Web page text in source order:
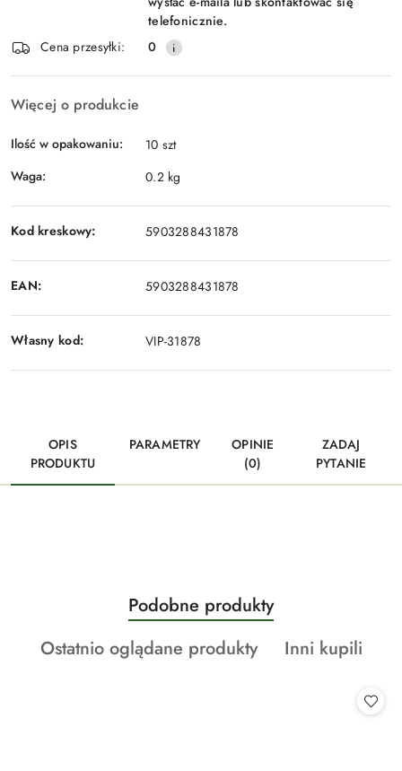
telefonicznie.
Cena przesyłki:
0
Więcej o produkcie
Ilość w opakowaniu:
10 szt
Waga:
0.2 kg
Kod kreskowy: 5903288431878
EAN: 5903288431878
Własny kod: VIP-31878
OPIS
PRODUKTU
PARAMETRY
OPINIE
(0)
ZADAJ
PYTANIE
Pomiń karuzelę produktów
Produkty
o
statusie:
Podobne produkty
Produkty
Ostatnio oglądane produkty
Produkty
Inni kupili